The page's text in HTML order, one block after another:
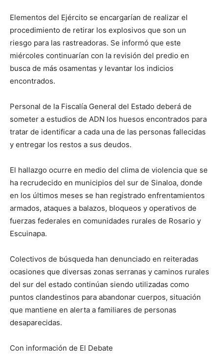
Elementos del Ejército se encargarían de realizar el
procedimiento de retirar los explosivos que son un
riesgo para las rastreadoras. Se informó que este
miércoles continuarían con la revisión del predio en
busca de más osamentas y levantar los indicios
encontrados.
Personal de la Fiscalía General del Estado deberá de
someter a estudios de ADN los huesos encontrados para
tratar de identificar a cada una de las personas fallecidas
y entregar los restos a sus deudos.
El hallazgo ocurre en medio del clima de violencia que se
ha recrudecido en municipios del sur de Sinaloa, donde
en los últimos meses se han registrado enfrentamientos
armados, ataques a balazos, bloqueos y operativos de
fuerzas federales en comunidades rurales de Rosario y
Escuinapa.
Colectivos de búsqueda han denunciado en reiteradas
ocasiones que diversas zonas serranas y caminos rurales
del sur del estado continúan siendo utilizadas como
puntos clandestinos para abandonar cuerpos, situación
que mantiene en alerta a familiares de personas
desaparecidas.
Con información de El Debate